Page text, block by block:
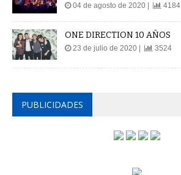
04 de agosto de 2020 | 4184
ONE DIRECTION 10 AÑOS
23 de julio de 2020 | 3524
PUBLICIDADES